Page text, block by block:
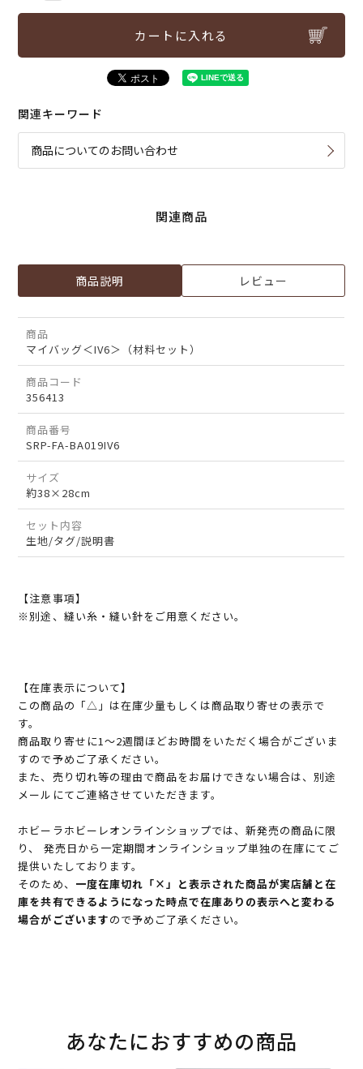
カートに入れる
関連キーワード
商品についてのお問い合わせ
関連商品
商品説明 レビュー
商品
マイバッグ＜IV6＞（材料セット）
商品コード
356413
商品番号
SRP-FA-BA019IV6
サイズ
約38×28cm
セット内容
生地/タグ/説明書
【注意事項】
※別途、縫い糸・縫い針をご用意ください。
【在庫表示について】
この商品の「△」は在庫少量もしくは商品取り寄せの表示で
す。
商品取り寄せに1～2週間ほどお時間をいただく場合がございま
すので予めご了承ください。
また、売り切れ等の理由で商品をお届けできない場合は、別途
メールにてご連絡させていただきます。
ホビーラホビーレオンラインショップでは、新発売の商品に限
り、 発売日から一定期間オンラインショップ単独の在庫にてご
提供いたしております。
そのため、 一度在庫切れ「×」と表示された商品が実店舗と在
庫を共有できるようになった時点で在庫ありの表示へと変わる
場合がございますので予めご了承ください。
あなたにおすすめの商品